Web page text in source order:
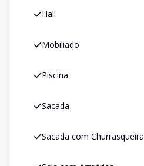
Hall
Mobiliado
Piscina
Sacada
Sacada com Churrasqueira